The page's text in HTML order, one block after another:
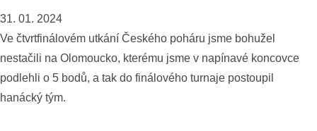
31. 01. 2024
Ve čtvrtfinálovém utkání Českého poháru jsme bohužel
nestačili na Olomoucko, kterému jsme v napínavé koncovce
podlehli o 5 bodů, a tak do finálového turnaje postoupil
hanácký tým.